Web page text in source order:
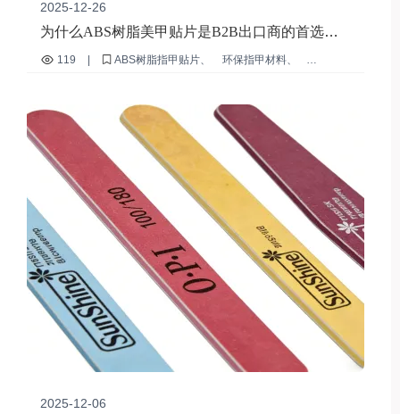
2025-12-26
为什么ABS树脂美甲贴片是B2B出口商的首选：
一种可持续的高性能解决方案
119 ABS树脂指甲贴片
环保指甲材料
2025-12-06